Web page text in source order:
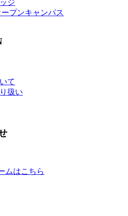
ジ
プンキャンパス
て
扱い
ムはこちら